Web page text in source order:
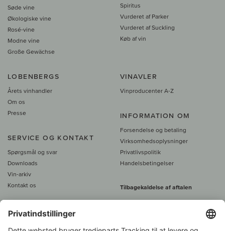
Søde vine
Økologiske vine
Rosé-vine
Modne vine
Große Gewächse
Spiritus
Vurderet af Parker
Vurderet af Suckling
Køb af vin
LOBENBERGS
Årets vinhandler
Om os
Presse
SERVICE OG KONTAKT
Spørgsmål og svar
Downloads
Vin-arkiv
Kontakt os
VINAVLER
Vinproducenter A-Z
INFORMATION OM
Forsendelse og betaling
Virksomhedsoplysninger
Privatlivspolitik
Handelsbetingelser
Tilbagekaldelse af aftalen
Alle priser er inkl. moms, plus 39
450 DKK gratis fragt